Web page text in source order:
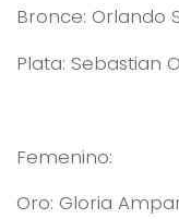
Bronce: Orlando
Plata: Sebastian
Femenino:
Oro: Gloria